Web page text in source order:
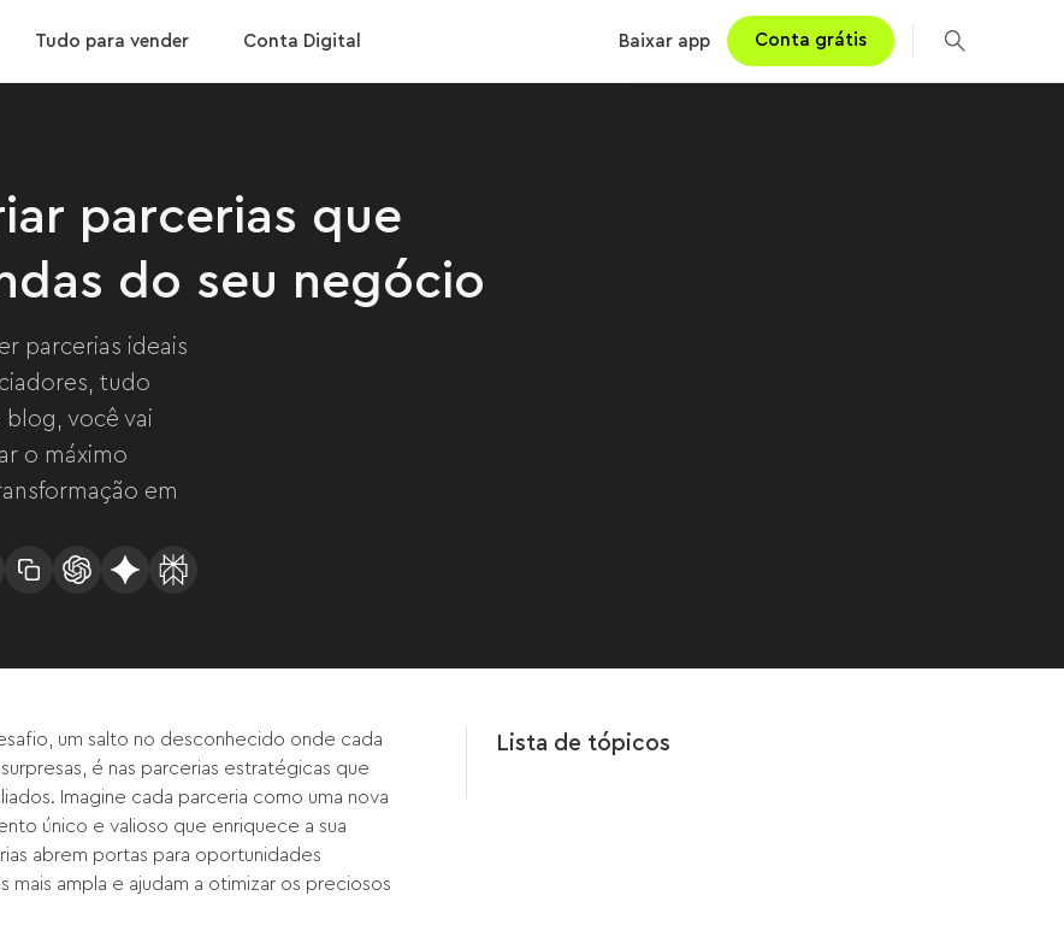
Tudo para vender Conta Digital Baixar app Conta grátis
do seu negócio Baixar App Confira nossas taxas
parcerias que
do seu negócio
parcerias ideais
tudo
você vai
o máximo
em
um salto no desconhecido onde cada
é nas parcerias estratégicas que
Imagine cada parceria como uma nova
único e valioso que enriquece a sua
abrem portas para oportunidades
ampla e ajudam a otimizar os preciosos
Lista de tópicos